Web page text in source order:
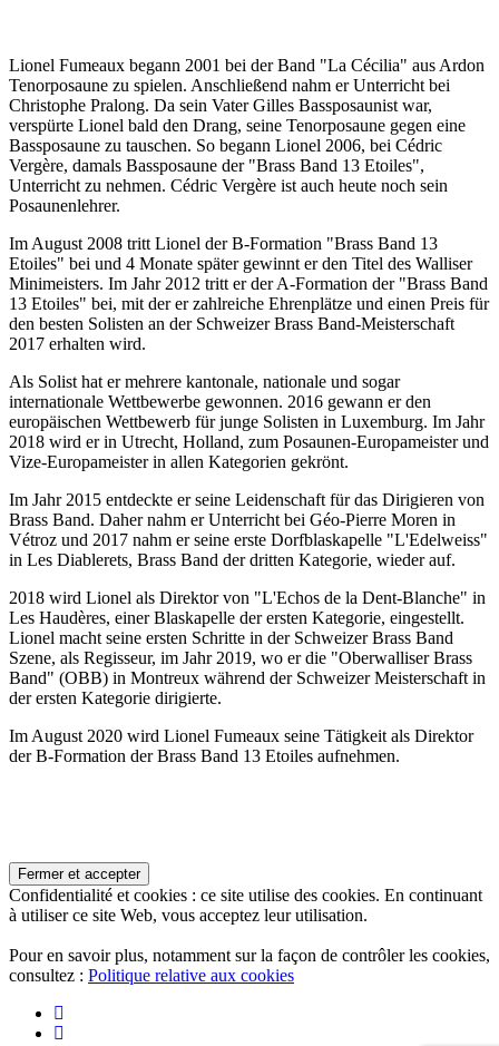
Lionel Fumeaux begann 2001 bei der Band "La Cécilia" aus Ardon
Tenorposaune zu spielen. Anschließend nahm er Unterricht bei
Christophe Pralong. Da sein Vater Gilles Bassposaunist war,
verspürte Lionel bald den Drang, seine Tenorposaune gegen eine
Bassposaune zu tauschen. So begann Lionel 2006, bei Cédric
Vergère, damals Bassposaune der "Brass Band 13 Etoiles",
Unterricht zu nehmen. Cédric Vergère ist auch heute noch sein
Posaunenlehrer.
Im August 2008 tritt Lionel der B-Formation "Brass Band 13
Etoiles" bei und 4 Monate später gewinnt er den Titel des Walliser
Minimeisters. Im Jahr 2012 tritt er der A-Formation der "Brass Band
13 Etoiles" bei, mit der er zahlreiche Ehrenplätze und einen Preis für
den besten Solisten an der Schweizer Brass Band-Meisterschaft
2017 erhalten wird.
Als Solist hat er mehrere kantonale, nationale und sogar
internationale Wettbewerbe gewonnen. 2016 gewann er den
europäischen Wettbewerb für junge Solisten in Luxemburg. Im Jahr
2018 wird er in Utrecht, Holland, zum Posaunen-Europameister und
Vize-Europameister in allen Kategorien gekrönt.
Im Jahr 2015 entdeckte er seine Leidenschaft für das Dirigieren von
Brass Band. Daher nahm er Unterricht bei Géo-Pierre Moren in
Vétroz und 2017 nahm er seine erste Dorfblaskapelle "L'Edelweiss"
in Les Diablerets, Brass Band der dritten Kategorie, wieder auf.
2018 wird Lionel als Direktor von "L'Echos de la Dent-Blanche" in
Les Haudères, einer Blaskapelle der ersten Kategorie, eingestellt.
Lionel macht seine ersten Schritte in der Schweizer Brass Band
Szene, als Regisseur, im Jahr 2019, wo er die "Oberwalliser Brass
Band" (OBB) in Montreux während der Schweizer Meisterschaft in
der ersten Kategorie dirigierte.
Im August 2020 wird Lionel Fumeaux seine Tätigkeit als Direktor
der B-Formation der Brass Band 13 Etoiles aufnehmen.
Confidentialité et cookies : ce site utilise des cookies. En continuant
à utiliser ce site Web, vous acceptez leur utilisation.
Pour en savoir plus, notamment sur la façon de contrôler les cookies,
consultez : Politique relative aux cookies